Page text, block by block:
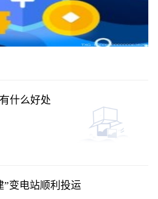
什么好处
”变电站顺利投运